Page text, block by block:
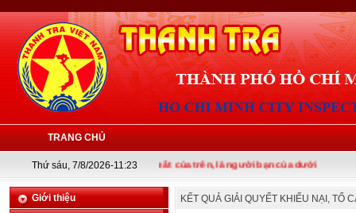
TRANG CHỦ
Thứ sáu, 7/8/2026-11:23
Thanh tra là tai mắt của trên, là người bạn của dưới
Giới thiệu
KẾT QUẢ GIẢI QUYẾT KHIẾU NẠI, TỐ